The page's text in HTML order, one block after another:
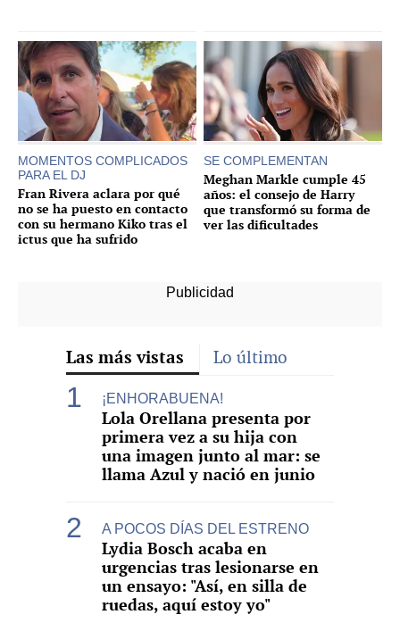
MOMENTOS COMPLICADOS
PARA EL DJ
Fran Rivera aclara por qué
no se ha puesto en contacto
con su hermano Kiko tras el
ictus que ha sufrido
SE COMPLEMENTAN
Meghan Markle cumple 45
años: el consejo de Harry
que transformó su forma de
ver las dificultades
Las más vistas Lo último
¡ENHORABUENA!
Lola Orellana presenta por
primera vez a su hija con
una imagen junto al mar: se
llama Azul y nació en junio
A POCOS DÍAS DEL ESTRENO
Lydia Bosch acaba en
urgencias tras lesionarse en
un ensayo: "Así, en silla de
ruedas, aquí estoy yo"